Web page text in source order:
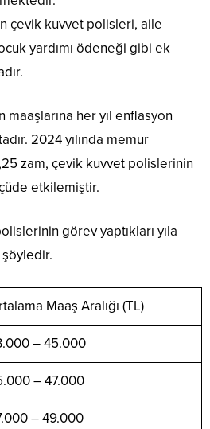
çevik kuvvet polisleri, aile
yardımı ödeneği gibi ek
her yıl enflasyon
2024 yılında memur
zam, çevik kuvvet polislerinin
etkilemiştir.
görev yaptıkları yıla
Maaş Aralığı (TL)
– 45.000
– 47.000
– 49.000